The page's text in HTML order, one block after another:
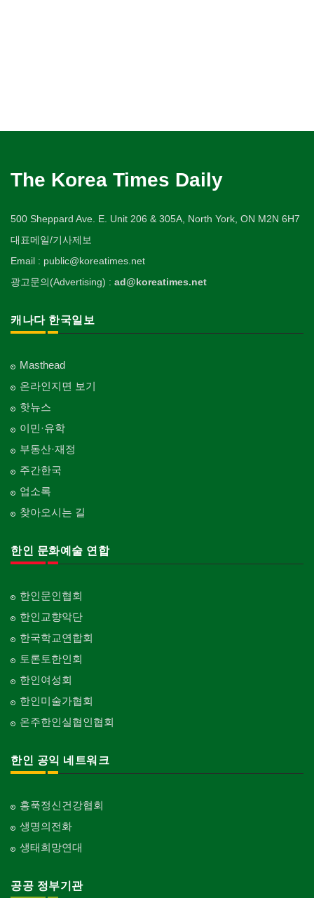
The Korea Times Daily
500 Sheppard Ave. E. Unit 206 & 305A, North York, ON M2N 6H7
대표메일/기사제보
Email : public@koreatimes.net
광고문의(Advertising) : ad@koreatimes.net
캐나다 한국일보
Masthead
온라인지면 보기
핫뉴스
이민·유학
부동산·재정
주간한국
업소록
찾아오시는 길
한인 문화예술 연합
한인문인협회
한인교향악단
한국학교연합회
토론토한인회
한인여성회
한인미술가협회
온주한인실협인협회
한인 공익 네트워크
홍푹정신건강협회
생명의전화
생태희망연대
공공 정부기관